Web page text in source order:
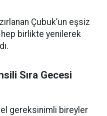
Çubuk’un eşsiz
birlikte yenilerek
Sıra Gecesi
gereksinimli bireyler